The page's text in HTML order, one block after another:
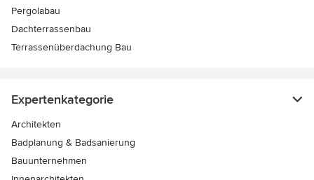
Pergolabau
Dachterrassenbau
Terrassenüberdachung Bau
Expertenkategorie
Architekten
Badplanung & Badsanierung
Bauunternehmen